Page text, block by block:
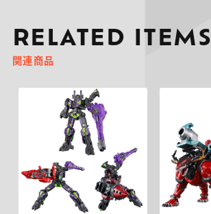
RELATED ITEMS
関連商品